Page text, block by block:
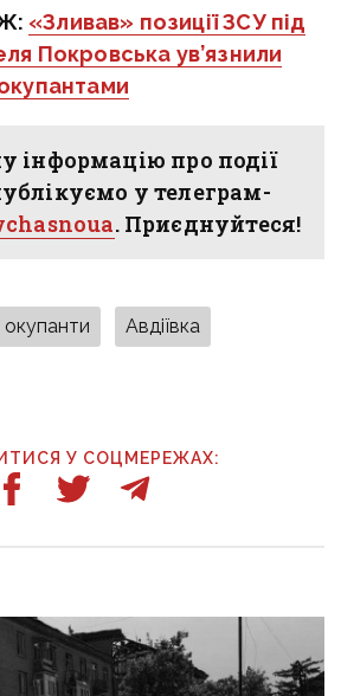
«Зливав» позиції ЗСУ під
Покровська ув’язнили
інформацію про події
у телеграм-
. Приєднуйтеся!
окупанти Авдіївка
У СОЦМЕРЕЖАХ: